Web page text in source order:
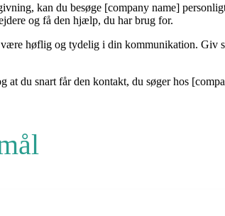
kan du besøge [company name]
og få den hjælp, du har brug for.
høflig og tydelig i din kommunikation.
at du snart får den kontakt, du søger hos